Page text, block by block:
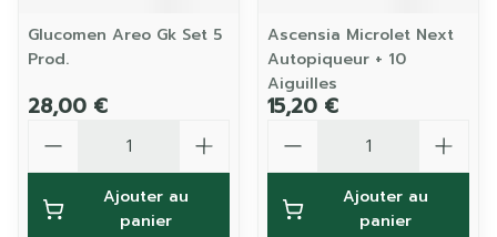
Glucomen Areo Gk Set 5
Prod.
28,00 €
Ajouter au
panier
Ascensia Microlet Next
Autopiqueur + 10
Aiguilles
15,20 €
Ajouter au
panier